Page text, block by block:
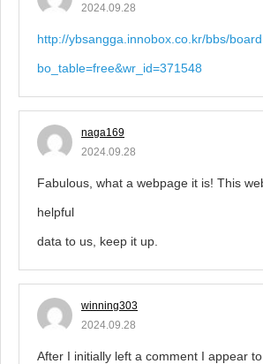
2024.09.28
http://ybsangga.innobox.co.kr/bbs/
bo_table=free&wr_id=371548
naga169
2024.09.28
Fabulous, what a webpage it is! This
helpful
data to us, keep it up.
winning303
2024.09.28
After I initially left a comment I appear